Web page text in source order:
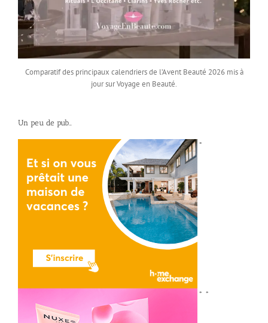
Comparatif des principaux calendriers de l’Avent Beauté 2026 mis à
jour sur Voyage en Beauté.
Un peu de pub…
*
* *